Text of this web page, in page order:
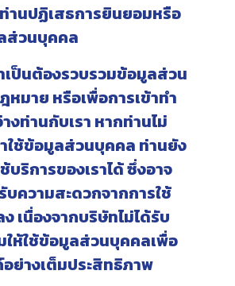
านปฏิเสธการยินยอมหรือ
ส่วนบุคคล
เป็นต้องรวบรวมข้อมูลส่วน
มาย หรือเพื่อการเข้าทำ
ท่านกับเรา หากท่านไม่
ใช้ข้อมูลส่วนบุคคล ท่านยัง
บริการของเราได้ ซึ่งอาจ
บความสะดวกจากการใช้
เนื่องจากบริษัทไม่ได้รับ
ห้ใช้ข้อมูลส่วนบุคคลเพื่อ
ย่างเต็มประสิทธิภาพ